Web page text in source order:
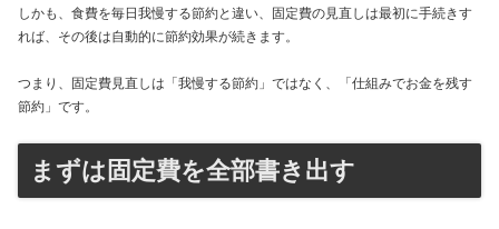
しかも、食費を毎日我慢する節約と違い、固定費の見直しは最初に手続きす
れば、その後は自動的に節約効果が続きます。
つまり、固定費見直しは「我慢する節約」ではなく、「仕組みでお金を残す
節約」です。
まずは固定費を全部書き出す